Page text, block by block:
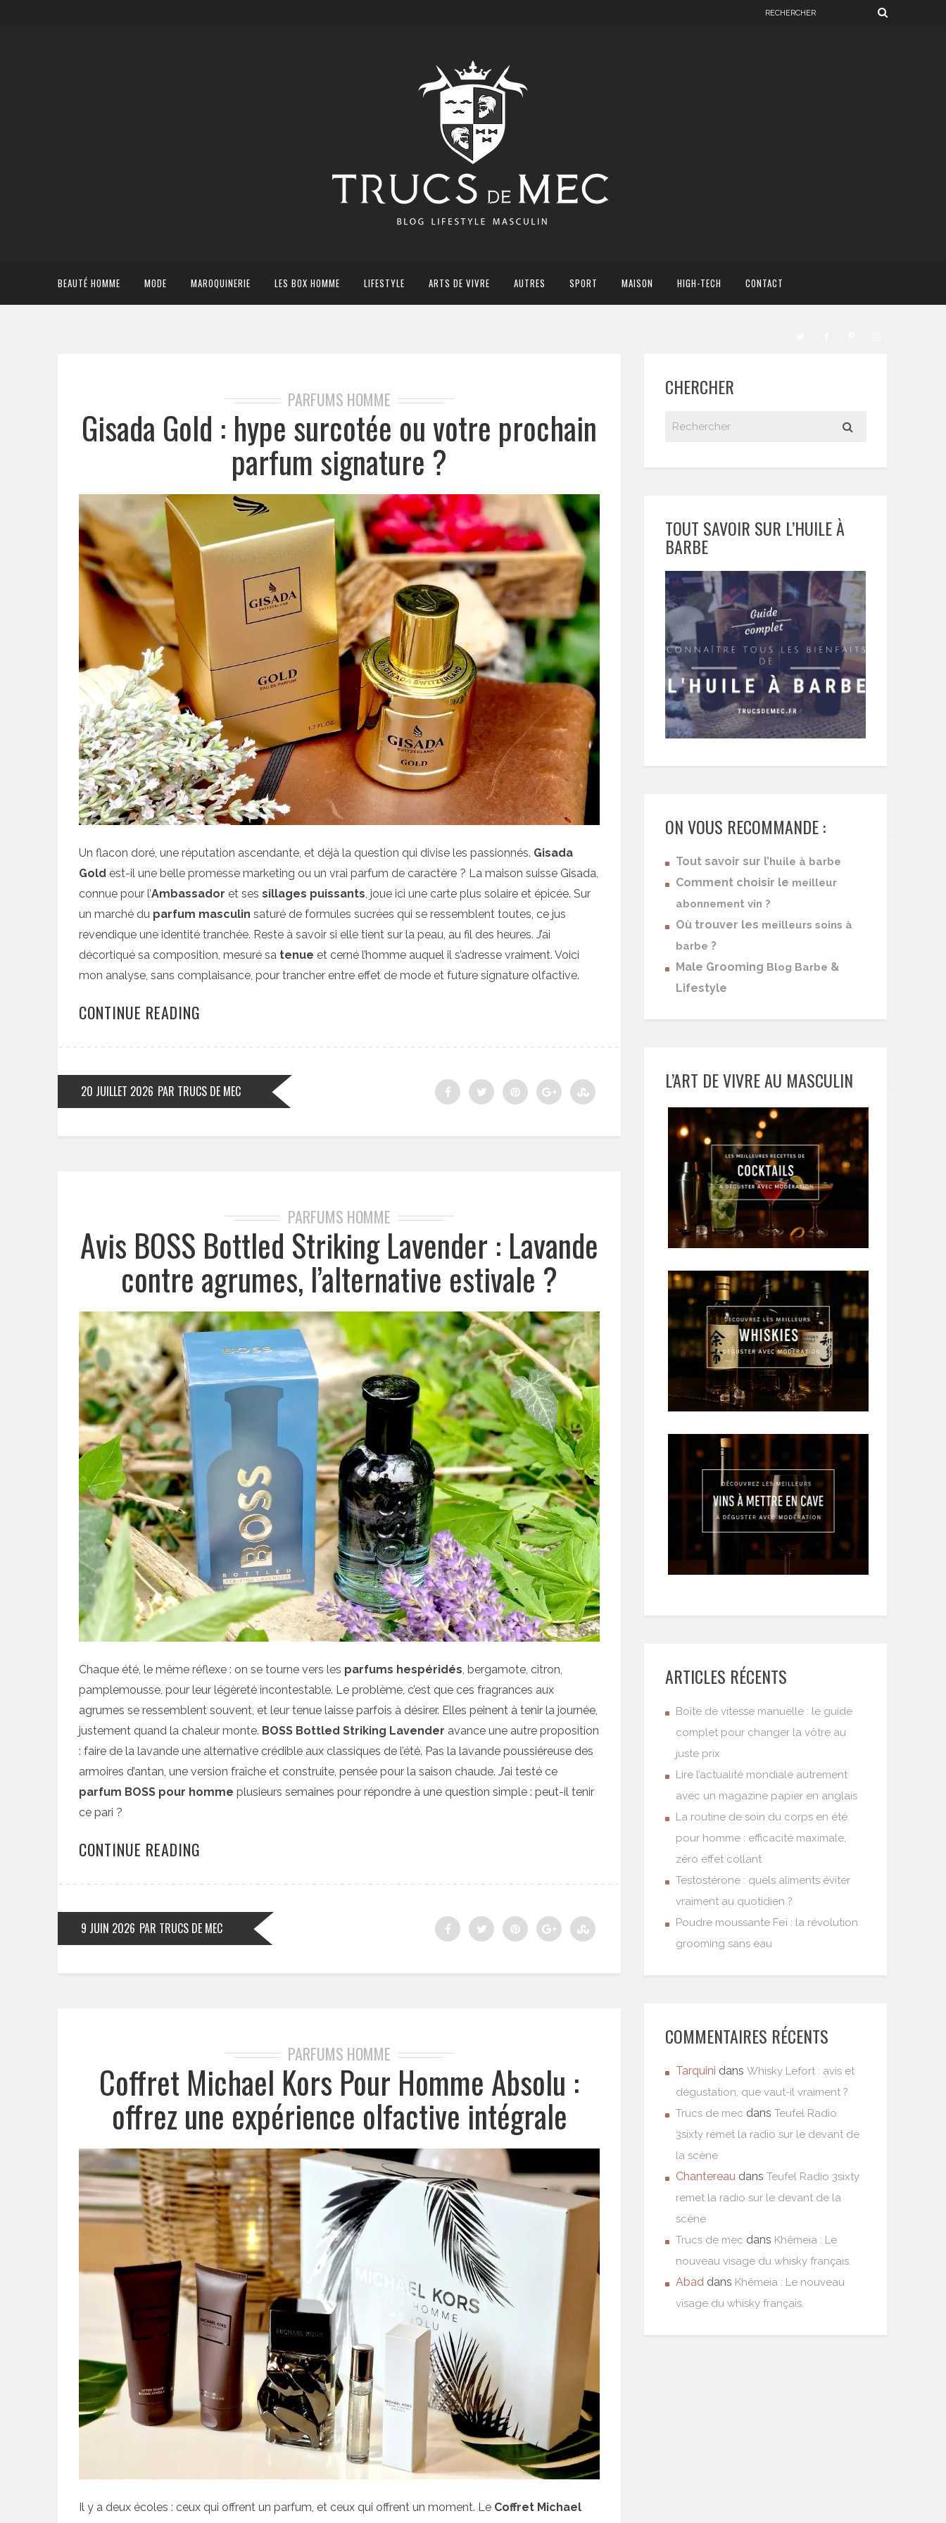
BEAUTÉ HOMME MODE MAROQUINERIE LES BOX HOMME LIFESTYLE ARTS DE VIVRE AUTRES SPORT MAISON HIGH-TECH CONTACT
PARFUMS HOMME
Gisada Gold : hype surcotée ou votre prochain
parfum signature ?
Un flacon doré, une réputation ascendante, et déjà la question qui divise les passionnés. Gisada
Gold est-il une belle promesse marketing ou un vrai parfum de caractère ? La maison suisse Gisada,
connue pour l’Ambassador et ses sillages puissants , joue ici une carte plus solaire et épicée. Sur
un marché du parfum masculin saturé de formules sucrées qui se ressemblent toutes, ce jus
revendique une identité tranchée. Reste à savoir si elle tient sur la peau, au fil des heures. J’ai
décortiqué sa composition, mesuré sa tenue et cerné l’homme auquel il s’adresse vraiment. Voici
mon analyse, sans complaisance, pour trancher entre effet de mode et future signature olfactive.
CONTINUE READING
20 JUILLET 2026 PAR TRUCS DE MEC
PARFUMS HOMME
Avis BOSS Bottled Striking Lavender : Lavande
contre agrumes, l’alternative estivale ?
Chaque été, le même réflexe : on se tourne vers les parfums hespéridés, bergamote, citron,
pamplemousse, pour leur légèreté incontestable. Le problème, c’est que ces fragrances aux
agrumes se ressemblent souvent, et leur tenue laisse parfois à désirer. Elles peinent à tenir la journée,
justement quand la chaleur monte. BOSS Bottled Striking Lavender avance une autre proposition
: faire de la lavande une alternative crédible aux classiques de l’été. Pas la lavande poussiéreuse des
armoires d’antan, une version fraîche et construite, pensée pour la saison chaude. J’ai testé ce
parfum BOSS pour homme plusieurs semaines pour répondre à une question simple : peut-il tenir
ce pari ?
CONTINUE READING
9 JUIN 2026 PAR TRUCS DE MEC
PARFUMS HOMME
Coffret Michael Kors Pour Homme Absolu :
offrez une expérience olfactive intégrale
Il y a deux écoles : ceux qui offrent un parfum, et ceux qui offrent un moment. Le Coffret Michael
CHERCHER
TOUT SAVOIR SUR L’HUILE À
BARBE
ON VOUS RECOMMANDE :
Tout savoir sur l’ huile à barbe
Comment choisir le meilleur
abonnement vin ?
Où trouver les meilleurs soins à
barbe ?
Male Grooming Blog Barbe &
Lifestyle
L’ART DE VIVRE AU MASCULIN
ARTICLES RÉCENTS
Boîte de vitesse manuelle : le guide
complet pour changer la vôtre au
juste prix
Lire l’actualité mondiale autrement
avec un magazine papier en anglais
La routine de soin du corps en été
pour homme : efficacité maximale,
zéro effet collant
Testostérone : quels aliments éviter
vraiment au quotidien ?
Poudre moussante Feï : la révolution
grooming sans eau
COMMENTAIRES RÉCENTS
Tarquini dans Whisky Lefort : avis et
dégustation, que vaut-il vraiment ?
Trucs de mec dans Teufel Radio
3sixty remet la radio sur le devant de
la scène
Chantereau dans Teufel Radio 3sixty
remet la radio sur le devant de la
scène
Trucs de mec dans Khêmeia : Le
nouveau visage du whisky français.
Abad dans Khêmeia : Le nouveau
visage du whisky français.